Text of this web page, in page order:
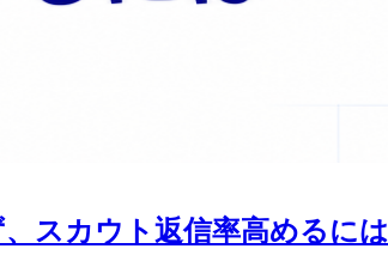
スカウト返信率高めるには